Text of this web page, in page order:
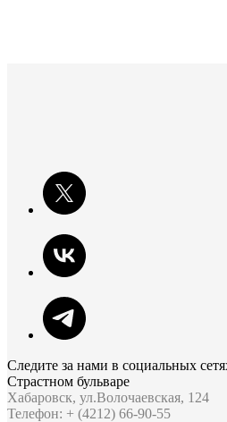
Следите за нами в социальных
Страстном бульваре
Хабаровск, ул.Волочаевская, 124
Телефон: + (4212) 66-90-55